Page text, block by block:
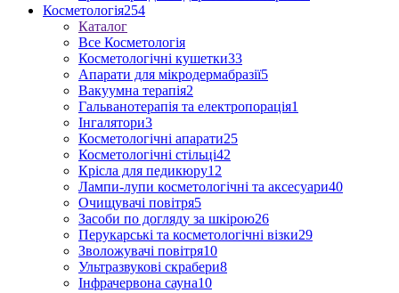
Косметологія254
Каталог
Все Косметологія
Косметологічні кушетки33
Апарати для мікродермабразії5
Вакуумна терапія2
Гальванотерапія та електропорація1
Інгалятори3
Косметологічні апарати25
Косметологічні стільці42
Крісла для педикюру12
Лампи-лупи косметологічні та аксесуари40
Очищувачі повітря5
Засоби по догляду за шкірою26
Перукарські та косметологічні візки29
Зволожувачі повітря10
Ультразвукові скрабери8
Інфрачервона сауна10